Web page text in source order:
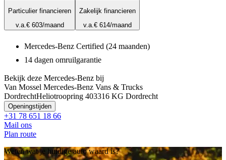
Particulier financieren
v.a.€ 603/maand
Zakelijk financieren
v.a.€ 614/maand
Mercedes-Benz Certified (24 maanden)
14 dagen omruilgarantie
Bekijk deze Mercedes-Benz bij
Van Mossel Mercedes-Benz Vans & Trucks
DordrechtHeliotroopring 403316 KG Dordrecht
Openingstijden
+31 78 651 18 66
Mail ons
Plan route
Weten wat je huidige auto waard is?